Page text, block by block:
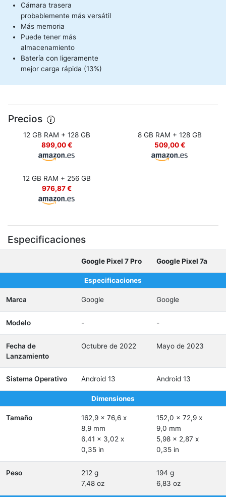
Cámara trasera
probablemente más versátil
Más memoria
Puede tener más
almacenamiento
Batería con ligeramente
mejor carga rápida (13%)
Precios
12 GB RAM + 128 GB
899,00 €
12 GB RAM + 256 GB
976,87 €
8 GB RAM + 128 GB
509,00 €
Especificaciones
Google Pixel 7 Pro Google Pixel 7a
Especificaciones
Marca Google Google
Modelo - -
Fecha de
Lanzamiento
Octubre de 2022 Mayo de 2023
Sistema Operativo Android 13 Android 13
Dimensiones
Tamaño
162,9 x 76,6 x
8,9 mm
6,41 x 3,02 x
0,35 in
152,0 x 72,9 x
9,0 mm
5,98 x 2,87 x
0,35 in
Peso
212 g
7,48 oz
194 g
6,83 oz